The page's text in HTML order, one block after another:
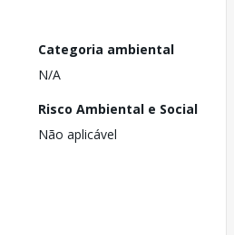
Categoria ambiental
N/A
Risco Ambiental e Social
Não aplicável